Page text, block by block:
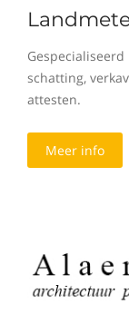
schatting,
attesten.
Meer info